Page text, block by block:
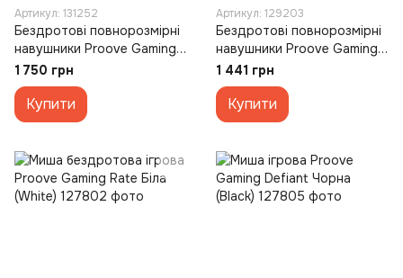
Артикул: 131252
Бездротові повнорозмірні
навушники Proove Gaming
Bliss Pro Чорні (Black)
1 750 грн
Купити
Артикул: 129203
Бездротові повнорозмірні
навушники Proove Gaming
Bliss Чорні (Black)
1 441 грн
Купити